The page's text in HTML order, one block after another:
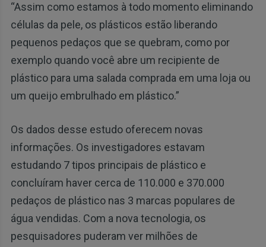
“Assim como estamos à todo momento eliminando
células da pele, os plásticos estão liberando
pequenos pedaços que se quebram, como por
exemplo quando você abre um recipiente de
plástico para uma salada comprada em uma loja ou
um queijo embrulhado em plástico.”
Os dados desse estudo oferecem novas
informações. Os investigadores estavam
estudando 7 tipos principais de plástico e
concluíram haver cerca de 110.000 e 370.000
pedaços de plástico nas 3 marcas populares de
água vendidas. Com a nova tecnologia, os
pesquisadores puderam ver milhões de